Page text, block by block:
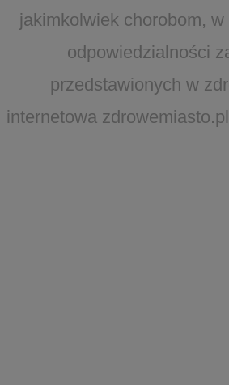
jakimkolwiek chorobom,
odpowiedzialności
przedstawionych w
internetowa